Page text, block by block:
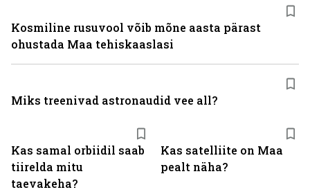
Kas samal orbiidil saab
tiirelda mitu
taevakeha?
Kas satelliite on Maa
pealt näha?
Kosmiline rusuvool võib mõne aasta pärast
ohustada Maa tehiskaaslasi
Miks treenivad astronaudid vee all?